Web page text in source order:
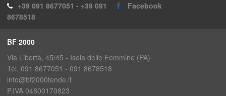
+39 091 8677051 - +39 091
8678518
Facebook
BF 2000
Via Libertà, 45/45 - Isola delle Femmine (PA)
Tel. 091 8677051 - 091 8678518
info@bf2000tende.it
P.IVA 04800170823